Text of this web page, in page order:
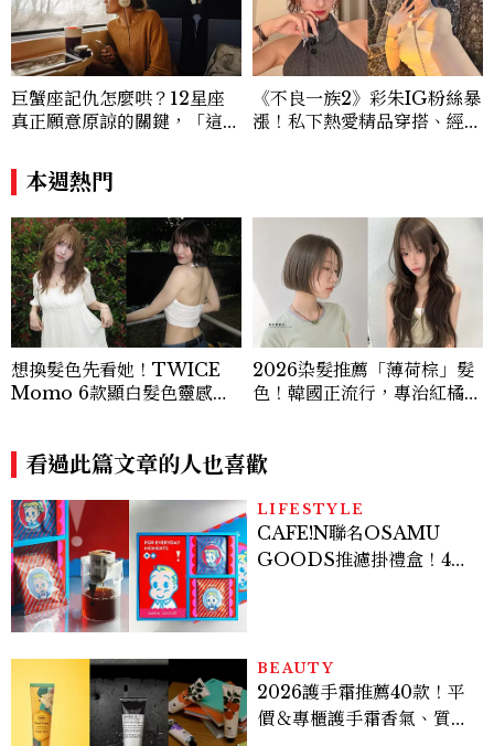
巨蟹座記仇怎麼哄？12星座
真正願意原諒的關鍵，「這星
怎麼做
《不良一族2》彩朱IG粉絲暴
漲！私下熱愛精品穿搭、經營
本週熱門
想換髮色先看她！TWICE
Momo 6款顯白髮色靈感推
2026染髮推薦「薄荷棕」髮
色！韓國正流行，專治紅橘
看過此篇文章的人也喜歡
LIFESTYLE
CAFE!N聯名OSAMU
GOODS推濾掛禮盒！4款
BEAUTY
2026護手霜推薦40款！平
價＆專櫃護手霜香氣、質